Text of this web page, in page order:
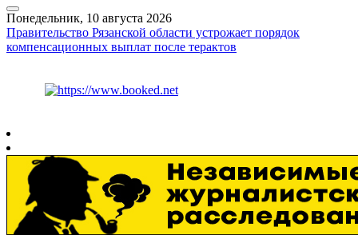
Понедельник, 10 августа 2026
Правительство Рязанской области устрожает порядок
компенсационных выплат после терактов